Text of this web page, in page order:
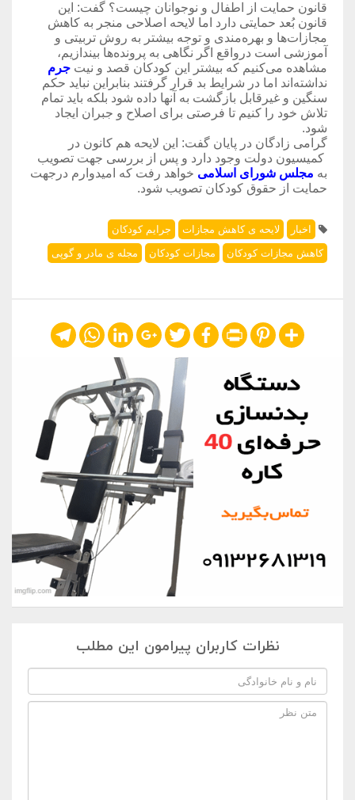
قانون حمایت از اطفال و نوجوانان چیست؟ گفت: این
قانون بُعد حمایتی دارد اما لایحه اصلاحی منجر به کاهش
مجازات‌ها و بهره‌مندی و توجه بیشتر به روش تربیتی و
آموزشی است درواقع اگر نگاهی به پرونده‌ها بیندازیم،
مشاهده می‌کنیم که بیشتر این کودکان قصد و نیت جرم
نداشته‌اند اما در شرایط بد قرار گرفتند بنابراین نباید حکم
سنگین و غیرقابل بازگشت به آنها داده شود بلکه باید تمام
تلاش خود را کنیم تا فرصتی برای اصلاح و جبران ایجاد
شود.
گرامی زادگان در پایان گفت: این لایحه هم کانون در
کمیسیون دولت وجود دارد و پس از بررسی جهت تصویب
به مجلس شورای اسلامی خواهد رفت که امیدوارم درجهت
حمایت از حقوق کودکان تصویب شود.
اخبار لایحه ی کاهش مجازات
جرایم کودکان
کاهش مجازات کودکان
مجازات کودکان مجله ی مادر و گوپی
Share
Pinterest
Print
Facebook
Twitter
Google+
LinkedIn
WhatsApp
Telegram
نظرات کاربران پیرامون این مطلب